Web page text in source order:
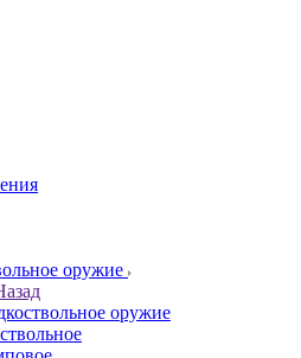
оружие
оружие